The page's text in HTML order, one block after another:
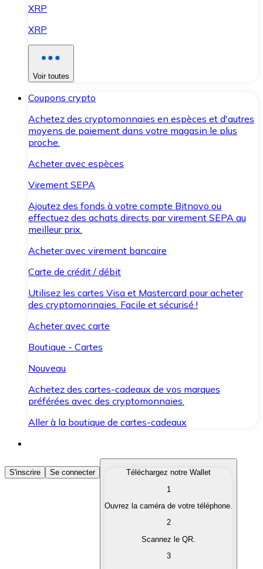
XRP
XRP
Voir toutes
Coupons crypto
Achetez des cryptomonnaies en espèces et d'autres
moyens de paiement dans votre magasin le plus
proche.
Acheter avec espèces
Virement SEPA
Ajoutez des fonds à votre compte Bitnovo ou
effectuez des achats directs par virement SEPA au
meilleur prix.
Acheter avec virement bancaire
Carte de crédit / débit
Utilisez les cartes Visa et Mastercard pour acheter
des cryptomonnaies. Facile et sécurisé !
Acheter avec carte
Boutique - Cartes
Nouveau
Achetez des cartes-cadeaux de vos marques
préférées avec des cryptomonnaies.
Aller à la boutique de cartes-cadeaux
Acheter des Cryptomonnaies
Achetez les cryptomonnaies qui vous intéressent
Convertissez vos cryptomonnaies en monnaie
S'inscrire Se connecter
Téléchargez notre Wallet
1
Ouvrez la caméra de votre téléphone.
2
Scannez le QR.
3